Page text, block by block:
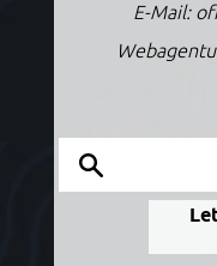
E-Mail: